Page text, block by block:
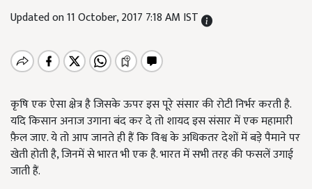
Updated on 11 October, 2017 7:18 AM IST
कृषि एक ऐसा क्षेत्र है जिसके ऊपर इस पूरे संसार की रोटी निर्भर करती है.
यदि किसान अनाज उगाना बंद कर दे तो शायद इस संसार में एक महामारी
फ़ैल जाए. ये तो आप जानते ही हैं कि विश्व के अधिकतर देशों में बड़े पैमाने पर
खेती होती है, जिनमें से भारत भी एक है. भारत में सभी तरह की फसलें उगाई
जाती हैं.